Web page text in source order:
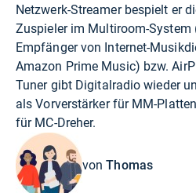
Netzwerk-Streamer bespielt er
Zuspieler im Multiroom-System
Empfänger von Internet-
Amazon Prime Music) bzw.
Tuner gibt Digitalradio wieder
als Vorverstärker für MM-
für MC-Dreher.
vonThomas